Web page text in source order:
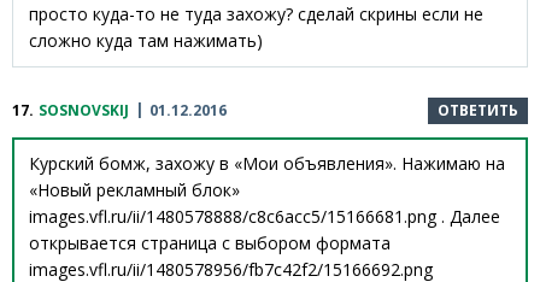
просто куда-то не туда захожу? сделай скрины если не
сложно куда там нажимать)
17. SOSNOVSKIJ 01.12.2016 ОТВЕТИТЬ
Курский бомж, захожу в «Мои объявления». Нажимаю на
«Новый рекламный блок»
images.vfl.ru/ii/1480578888/c8c6acc5/15166681.png . Далее
открывается страница с выбором формата
images.vfl.ru/ii/1480578956/fb7c42f2/15166692.png